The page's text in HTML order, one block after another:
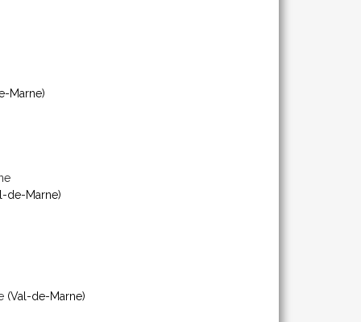
Marne)
de-Marne)
(Val-de-Marne)